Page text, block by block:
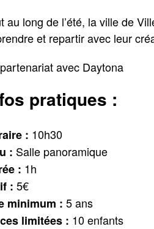
au long de l’été, la ville de
et repartir avec leur
avec Daytona
pratiques :
: 10h30
: Salle panoramique
: 1h
: 5€
minimum : 5 ans
limitées : 10 enfants